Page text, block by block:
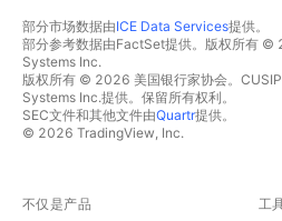
部分市场数据由ICE Data Services提供。
部分参考数据由FactSet提供。版权所有
Systems Inc.
版权所有 © 2026 美国银行家协会。
Systems Inc.提供。保留所有权利。
SEC文件和其他文件由Quartr提供。
© 2026 TradingView, Inc.
不仅是产品 工